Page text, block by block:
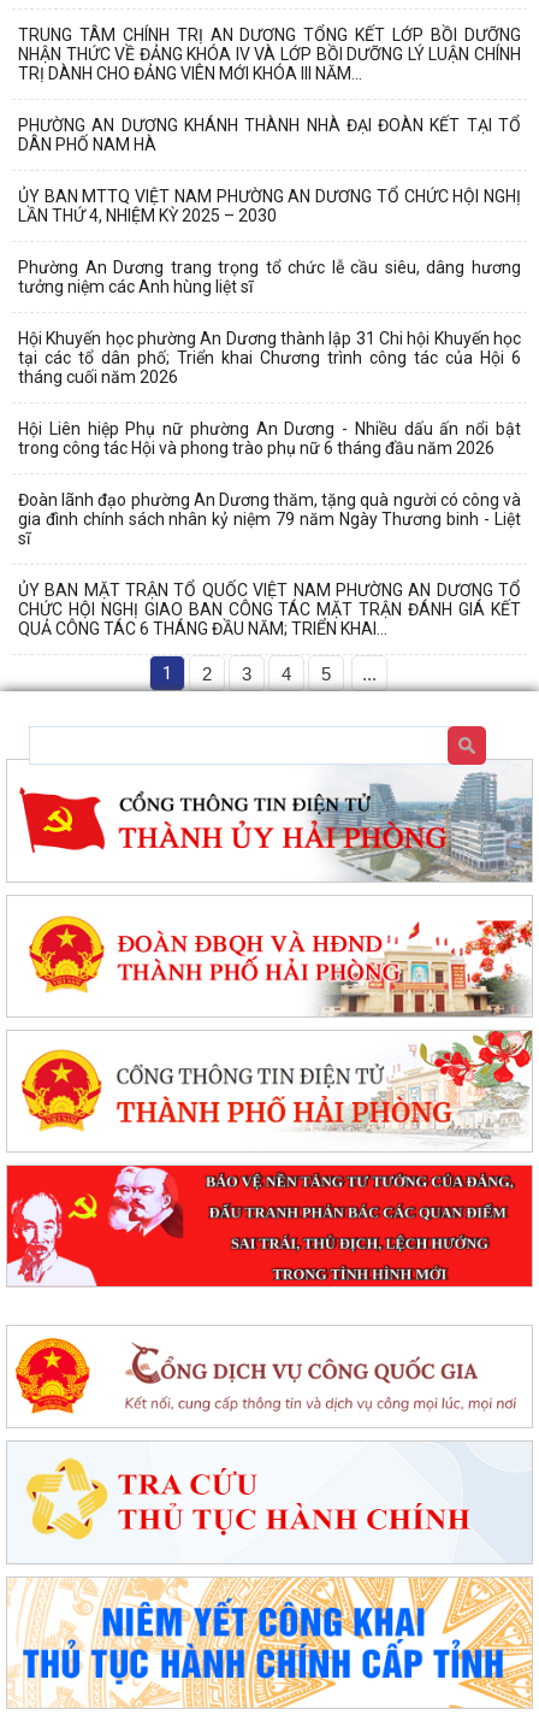
TRUNG TÂM CHÍNH TRỊ AN DƯƠNG TỔNG KẾT LỚP BỒI DƯỠNG
NHẬN THỨC VỀ ĐẢNG KHÓA IV VÀ LỚP BỒI DƯỠNG LÝ LUẬN CHÍNH
TRỊ DÀNH CHO ĐẢNG VIÊN MỚI KHÓA III NĂM...
PHƯỜNG AN DƯƠNG KHÁNH THÀNH NHÀ ĐẠI ĐOÀN KẾT TẠI TỔ
DÂN PHỐ NAM HÀ
ỦY BAN MTTQ VIỆT NAM PHƯỜNG AN DƯƠNG TỔ CHỨC HỘI NGHỊ
LẦN THỨ 4, NHIỆM KỲ 2025 – 2030
Phường An Dương trang trọng tổ chức lễ cầu siêu, dâng hương
tưởng niệm các Anh hùng liệt sĩ
Hội Khuyến học phường An Dương thành lập 31 Chi hội Khuyến học
tại các tổ dân phố; Triển khai Chương trình công tác của Hội 6
tháng cuối năm 2026
Hội Liên hiệp Phụ nữ phường An Dương - Nhiều dấu ấn nổi bật
trong công tác Hội và phong trào phụ nữ 6 tháng đầu năm 2026
Đoàn lãnh đạo phường An Dương thăm, tặng quà người có công và
gia đình chính sách nhân kỷ niệm 79 năm Ngày Thương binh - Liệt
sĩ
ỦY BAN MẶT TRẬN TỔ QUỐC VIỆT NAM PHƯỜNG AN DƯƠNG TỔ
CHỨC HỘI NGHỊ GIAO BAN CÔNG TÁC MẶT TRẬN ĐÁNH GIÁ KẾT
QUẢ CÔNG TÁC 6 THÁNG ĐẦU NĂM; TRIỂN KHAI...
1 2 3 4 5 ...